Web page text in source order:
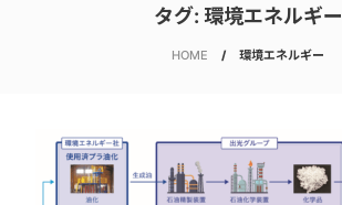
タグ: 環境エネルギー
HOME 環境エネルギー